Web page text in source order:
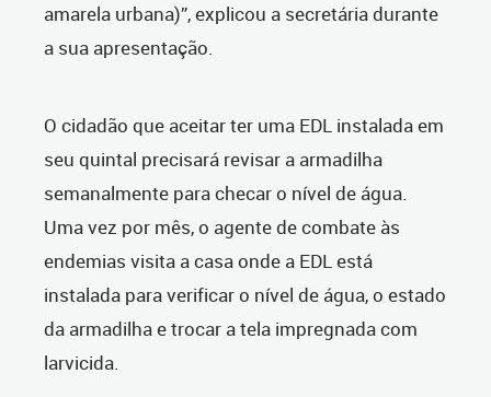
amarela urbana)”, explicou a secretária durante
a sua apresentação.
O cidadão que aceitar ter uma EDL instalada em
seu quintal precisará revisar a armadilha
semanalmente para checar o nível de água.
Uma vez por mês, o agente de combate às
endemias visita a casa onde a EDL está
instalada para verificar o nível de água, o estado
da armadilha e trocar a tela impregnada com
larvicida.